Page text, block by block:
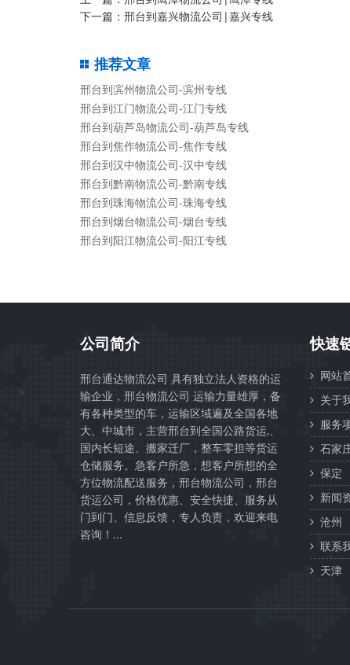
下一篇： 邢台到嘉兴物流公司|嘉兴专线
推荐文章
邢台到滨州物流公司-滨州专线
邢台到江门物流公司-江门专线
邢台到葫芦岛物流公司-葫芦岛专线
邢台到焦作物流公司-焦作专线
邢台到汉中物流公司-汉中专线
邢台到黔南物流公司-黔南专线
邢台到珠海物流公司-珠海专线
邢台到烟台物流公司-烟台专线
邢台到阳江物流公司-阳江专线
公司简介
邢台通达物流公司 具有独立法人资格的运
输企业，邢台物流公司 运输力量雄厚，备
有各种类型的车，运输区域遍及全国各地
大、中城市，主营邢台到全国公路货运,、
国内长短途、搬家迁厂，整车零担等货运
仓储服务。急客户所急，想客户所想的全
方位物流配送服务，邢台物流公司，邢台
货运公司，价格优惠、安全快捷、服务从
门到门、信息反馈，专人负责，欢迎来电
咨询！...
快速
网站
关于
服务
石家
保定
新闻
沧州
联系
天津